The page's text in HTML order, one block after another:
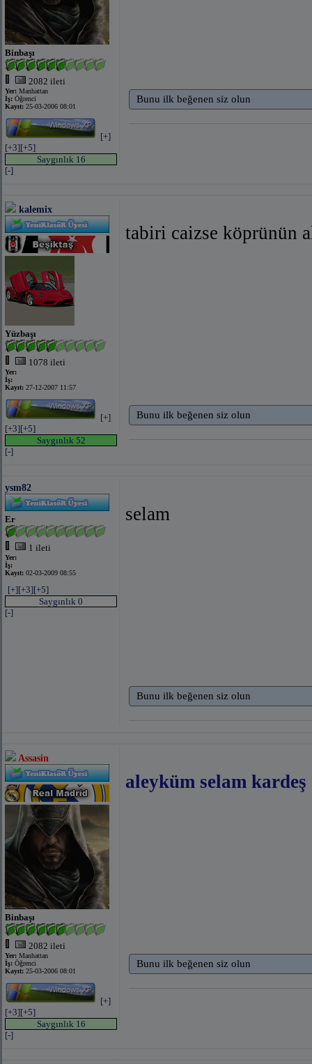
Binbaşı
2082 ileti
Yer: Manhattan
İş: Öğrenci
Kayıt: 25-03-2006 08:01
[+]
[+3][+5]
Saygınlık 16
[-]
Bunu ilk beğenen siz olun
kalemix
Yüzbaşı
1078 ileti
Yer:
İş:
Kayıt: 27-12-2007 11:57
[+]
[+3][+5]
Saygınlık 52
[-]
tabiri caizse köprünün
Bunu ilk beğenen siz olun
ysm82
Er
1 ileti
Yer:
İş:
Kayıt: 02-03-2009 08:55
[+][+3][+5]
Saygınlık 0
[-]
selam
Bunu ilk beğenen siz olun
Assasin
Binbaşı
2082 ileti
Yer: Manhattan
İş: Öğrenci
Kayıt: 25-03-2006 08:01
[+]
[+3][+5]
Saygınlık 16
[-]
aleyküm selam kardeş
Bunu ilk beğenen siz olun